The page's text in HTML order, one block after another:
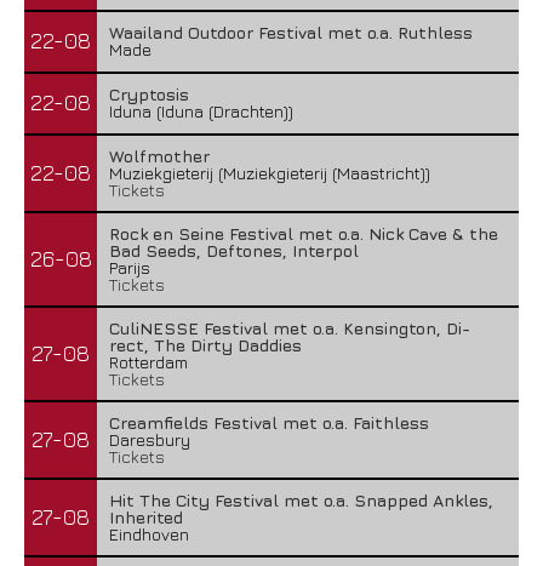
22-08
Waailand Outdoor Festival met o.a. Ruthless
Made
22-08
Cryptosis
Iduna (Iduna (Drachten))
22-08
Wolfmother
Muziekgieterij (Muziekgieterij (Maastricht))
Tickets
26-08
Rock en Seine Festival met o.a. Nick Cave & the
Bad Seeds, Deftones, Interpol
Parijs
Tickets
27-08
CuliNESSE Festival met o.a. Kensington, Di-
rect, The Dirty Daddies
Rotterdam
Tickets
27-08
Creamfields Festival met o.a. Faithless
Daresbury
Tickets
27-08
Hit The City Festival met o.a. Snapped Ankles,
Inherited
Eindhoven